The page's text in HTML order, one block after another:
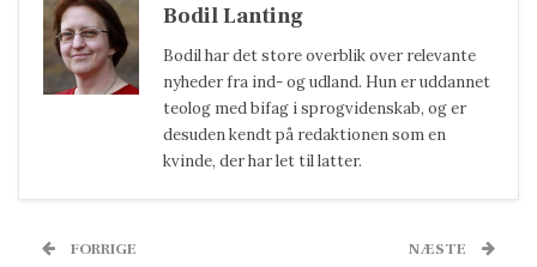
Bodil Lanting
Bodil har det store overblik over relevante
nyheder fra ind- og udland. Hun er uddannet
teolog med bifag i sprogvidenskab, og er
desuden kendt på redaktionen som en
kvinde, der har let til latter.
FORRIGE NÆSTE